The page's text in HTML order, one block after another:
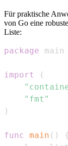
Für praktische
von Go eine
Liste:
package
import
(
"fmt"
)
func main ( )
{